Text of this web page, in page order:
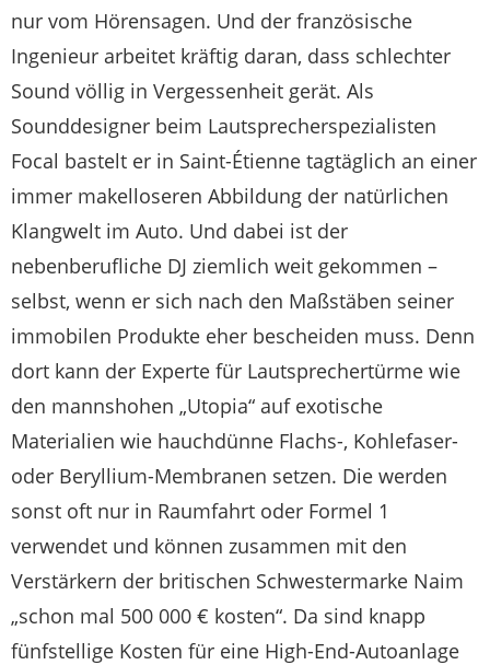
nur vom Hörensagen. Und der französische
Ingenieur arbeitet kräftig daran, dass schlechter
Sound völlig in Vergessenheit gerät. Als
Sounddesigner beim Lautsprecherspezialisten
Focal bastelt er in Saint-Étienne tagtäglich an einer
immer makelloseren Abbildung der natürlichen
Klangwelt im Auto. Und dabei ist der
nebenberufliche DJ ziemlich weit gekommen –
selbst, wenn er sich nach den Maßstäben seiner
immobilen Produkte eher bescheiden muss. Denn
dort kann der Experte für Lautsprechertürme wie
den mannshohen „Utopia“ auf exotische
Materialien wie hauchdünne Flachs-, Kohlefaser-
oder Beryllium-Membranen setzen. Die werden
sonst oft nur in Raumfahrt oder Formel 1
verwendet und können zusammen mit den
Verstärkern der britischen Schwestermarke Naim
„schon mal 500 000 € kosten“. Da sind knapp
fünfstellige Kosten für eine High-End-Autoanlage